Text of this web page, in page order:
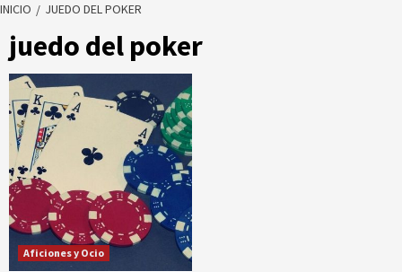
INICIO JUEDO DEL POKER
juedo del poker
Aficiones y Ocio